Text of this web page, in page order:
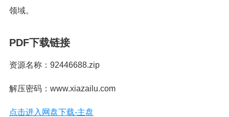
领域。
PDF下载链接
资源名称：92446688.zip
解压密码：www.xiazailu.com
点击进入网盘下载-主盘